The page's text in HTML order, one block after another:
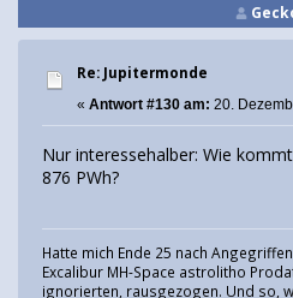
Re: Jupitermonde
« Antwort #130 am: 20.
Nur interessehalber: Wie
876 PWh?
Hatte mich Ende 25 nach
Excalibur MH-Space astrolitho
ignorierten, rausgezogen. Und so,